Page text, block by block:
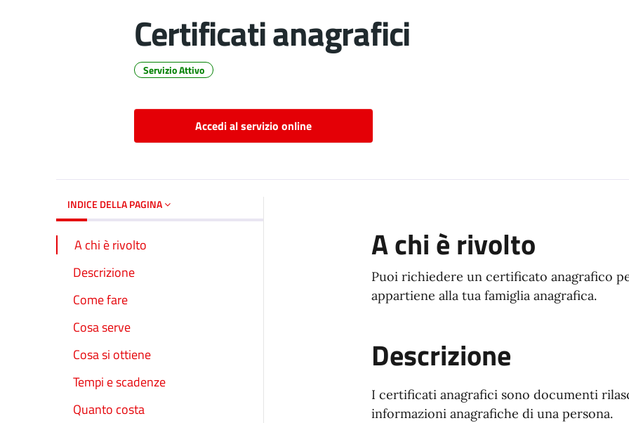
Certificati anagrafici
Servizio Attivo
Accedi al servizio online
INDICE DELLA PAGINA
A chi è rivolto
Descrizione
Come fare
Cosa serve
Cosa si ottiene
Tempi e scadenze
Quanto costa
A chi è rivolto
Puoi richiedere un certificato anagrafico
appartiene alla tua famiglia anagrafica.
Descrizione
I certificati anagrafici sono documenti
informazioni anagrafiche di una persona.